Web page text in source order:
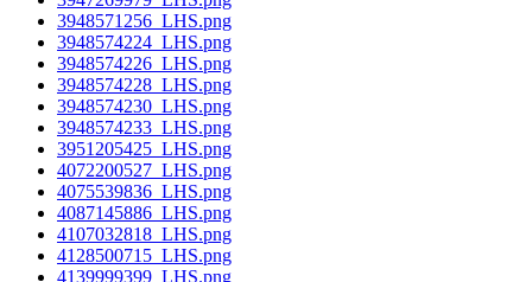
3948571256_LHS.png
3948574224_LHS.png
3948574226_LHS.png
3948574228_LHS.png
3948574230_LHS.png
3948574233_LHS.png
3951205425_LHS.png
4072200527_LHS.png
4075539836_LHS.png
4087145886_LHS.png
4107032818_LHS.png
4128500715_LHS.png
4139999399_LHS.png